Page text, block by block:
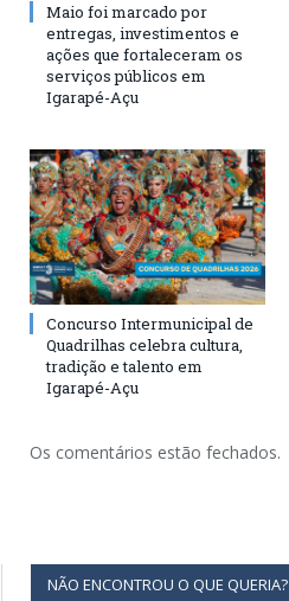
Maio foi marcado por
entregas, investimentos e
ações que fortaleceram os
serviços públicos em
Igarapé-Açu
Concurso Intermunicipal de
Quadrilhas celebra cultura,
tradição e talento em
Igarapé-Açu
Os comentários estão fechados.
NÃO ENCONTROU O QUE QUERIA?